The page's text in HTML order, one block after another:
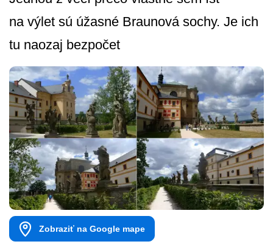
na výlet sú úžasné Braunová sochy. Je ich
tu naozaj bezpočet
Zobraziť na Google mape